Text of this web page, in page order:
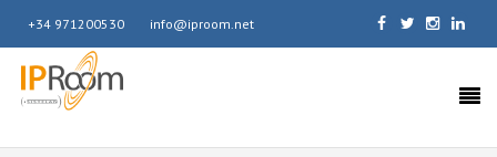
+34 971200530 info@iproom.net